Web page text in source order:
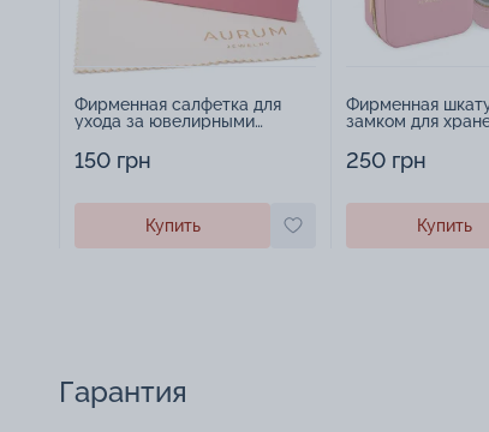
Фирменная салфетка для
ухода за ювелирными
150 грн
Купить
Фирменная
замком для
250 грн
Купить
Гарантия